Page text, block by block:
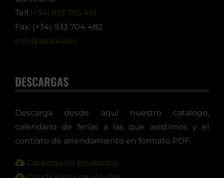
Telf.(+34) 933 795 461
Fax: (+34) 933 704 482
info@abalkia.es
DESCARGAS
Descarga desde aquí nuestro catalogo,
calendario de ferias a las que asistimos y el
contrato de arrendamiento en formato PDF.
Catálogo de productos.